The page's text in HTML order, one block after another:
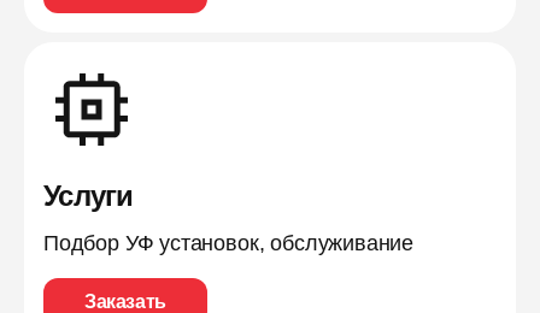
Услуги
Подбор УФ установок, обслуживание
Заказать